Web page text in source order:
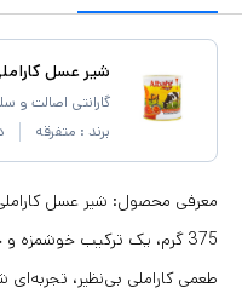
شیر عسل کاراملی
گارانتی اصالت و
برند : متفرقه
375 گرم، یک ترکیب
طعمی کاراملی بی‌نظیر،